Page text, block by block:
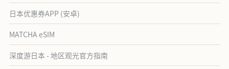
日本优惠券APP (安卓)
MATCHA eSIM
深度游日本 - 地区观光官方指南